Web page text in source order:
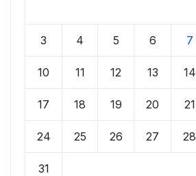
3 4 5 6 7
10 11 12 13 14
17 18 19 20 21
24 25 26 27 28
31